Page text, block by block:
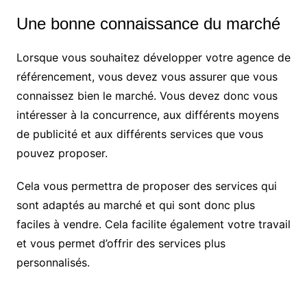
Une bonne connaissance du marché
Lorsque vous souhaitez développer votre agence de
référencement, vous devez vous assurer que vous
connaissez bien le marché. Vous devez donc vous
intéresser à la concurrence, aux différents moyens
de publicité et aux différents services que vous
pouvez proposer.
Cela vous permettra de proposer des services qui
sont adaptés au marché et qui sont donc plus
faciles à vendre. Cela facilite également votre travail
et vous permet d’offrir des services plus
personnalisés.